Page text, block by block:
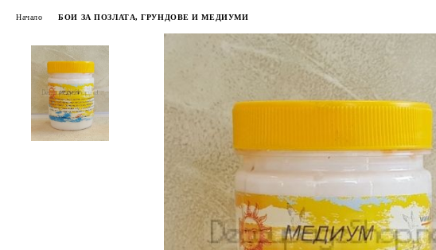
Начало БОИ ЗА ПОЗЛАТА, ГРУНДОВЕ И МЕДИУМИ